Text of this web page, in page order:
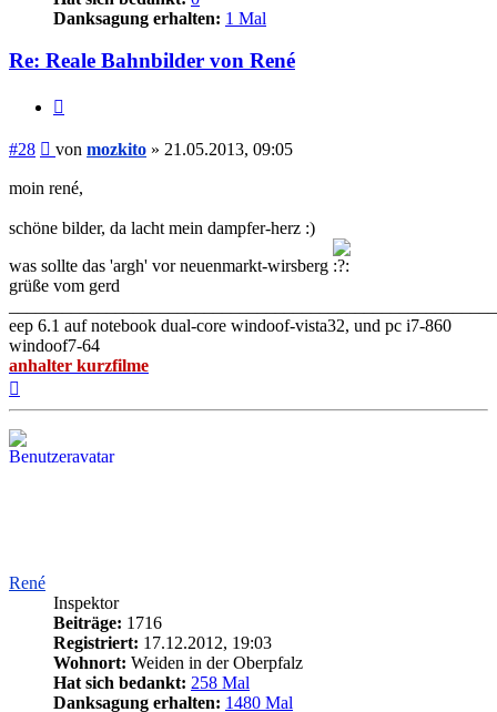
Danksagung erhalten: 1 Mal
Re: Reale Bahnbilder von René
#28 Beitrag
von mozkito » 21.05.2013, 09:05
moin rené,
schöne bilder, da lacht mein dampfer-herz :)
was sollte das 'argh' vor neuenmarkt-wirsberg
grüße vom gerd
eep 6.1 auf notebook dual-core windoof-vista32, und pc i7-860
windoof7-64
anhalter kurzfilme
René
Inspektor
Beiträge: 1716
Registriert: 17.12.2012, 19:03
Wohnort: Weiden in der Oberpfalz
Hat sich bedankt: 258 Mal
Danksagung erhalten: 1480 Mal